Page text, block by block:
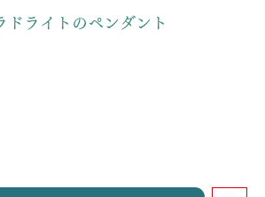
ドライトのペンダント